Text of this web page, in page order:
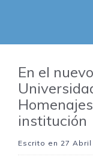
En el
institución
Escrito en 27 Abril